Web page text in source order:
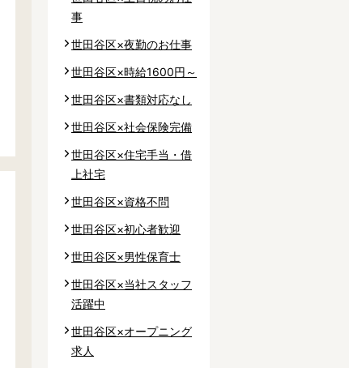
事
世田谷区×夜勤のお仕事
世田谷区×時給1600円～
世田谷区×書類対応なし
世田谷区×社会保険完備
世田谷区×住宅手当・借
上社宅
世田谷区×資格不問
世田谷区×初心者歓迎
世田谷区×男性保育士
世田谷区×当社スタッフ
活躍中
世田谷区×オープニング
求人